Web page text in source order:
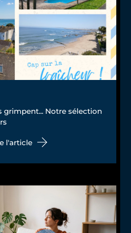
grimpent... Notre sélection
l'article